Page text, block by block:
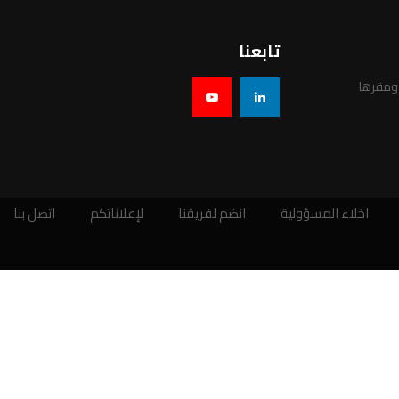
تابعنا
اخلاء المسؤولية انضم لفريقنا لإعلاناتكم اتصل بنا